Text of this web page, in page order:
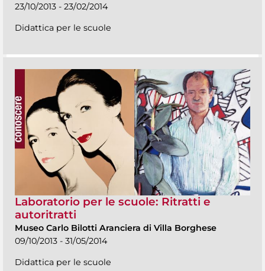
23/10/2013 - 23/02/2014
Didattica per le scuole
Laboratorio per le scuole: Ritratti e
autoritratti
Museo Carlo Bilotti Aranciera di Villa Borghese
09/10/2013 - 31/05/2014
Didattica per le scuole